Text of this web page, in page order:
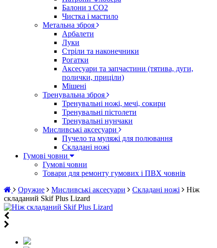
Балони з CO2
Чистка і мастило
Метальна зброя
Арбалети
Луки
Стріли та наконечники
Рогатки
Аксесуари та запчастини (тятива, дуги,
полички, приціли)
Мішені
Тренувальна зброя
Тренувальні ножі, мечі, сокири
Тренувальні пістолети
Тренувальні нунчаки
Мисливські аксесуари
Пучело та муляжі для полювання
Складані ножі
Гумові човни
Гумові човни
Товари для ремонту гумових і ПВХ човнів
Оружие
Мисливські аксесуари Складані ножі
Ніж
складаний Skif Plus Lizard